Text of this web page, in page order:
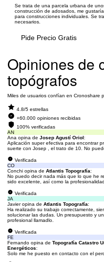
Se trata de una parcela urbana de
construcción de adosados, me
para construcciones individuales. Se
necesarios.
Pide Precio Gratis
Opiniones de
topógrafos
Miles de usuarios confían en Cronoshare
4.8/5 estrellas
+60.000 opiniones recibidas
100% verificadas
AN
Ana opina de Josep Agustí Oriol:
Aplicación super efectiva para encontrar
suerte con Josep , el trato de 10. No
Verificada
CO
Conchi opina de Atlantis Topografía:
No puedo decir nada más que lo que he
sido excelente, así como la
Verificada
JA
Javier opina de Atlantis Topografía:
Ha realizado su trabajo correctamente,
solucionar las dudas. Un presupuesto y
profesional llamadlo.
Verificada
FE
Fernando opina de Topografía Catastro
Energéticos:
Solo me he puesto en contacto con el